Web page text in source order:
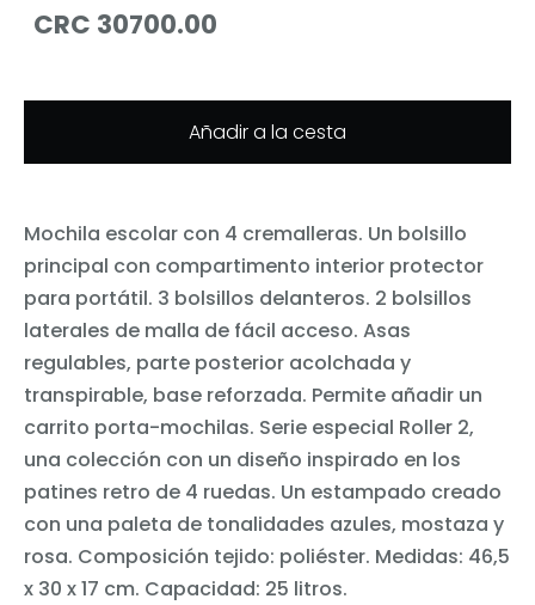
CRC 30700.00
Añadir a la cesta
Mochila escolar con 4 cremalleras. Un bolsillo
principal con compartimento interior protector
para portátil. 3 bolsillos delanteros. 2 bolsillos
laterales de malla de fácil acceso. Asas
regulables, parte posterior acolchada y
transpirable, base reforzada. Permite añadir un
carrito porta-mochilas. Serie especial Roller 2,
una colección con un diseño inspirado en los
patines retro de 4 ruedas. Un estampado creado
con una paleta de tonalidades azules, mostaza y
rosa. Composición tejido: poliéster. Medidas: 46,5
x 30 x 17 cm. Capacidad: 25 litros.